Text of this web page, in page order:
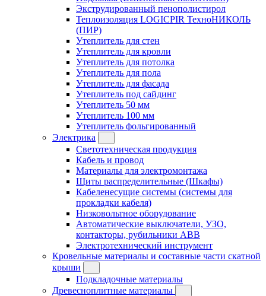
Экструдированный пенополистирол
Теплоизоляция LOGICPIR ТехноНИКОЛЬ
(ПИР)
Утеплитель для стен
Утеплитель для кровли
Утеплитель для потолка
Утеплитель для пола
Утеплитель для фасада
Утеплитель под сайдинг
Утеплитель 50 мм
Утеплитель 100 мм
Утеплитель фольгированный
Электрика
Светотехническая продукция
Кабель и провод
Материалы для электромонтажа
Щиты распределительные (Шкафы)
Кабеленесущие системы (системы для
прокладки кабеля)
Низковольтное оборудование
Автоматические выключатели, УЗО,
контакторы, рубильники ABB
Электротехнический инструмент
Кровельные материалы и составные части скатной
крыши
Подкладочные материалы
Древесноплитные материалы